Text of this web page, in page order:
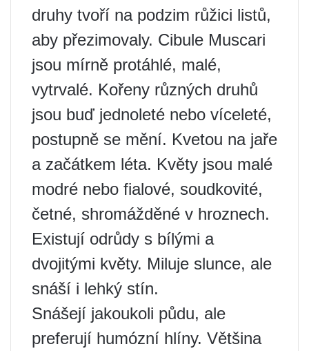
druhy tvoří na podzim růžici listů,
aby přezimovaly. Cibule Muscari
jsou mírně protáhlé, malé,
vytrvalé. Kořeny různých druhů
jsou buď jednoleté nebo víceleté,
postupně se mění. Kvetou na jaře
a začátkem léta. Květy jsou malé
modré nebo fialové, soudkovité,
četné, shromážděné v hroznech.
Existují odrůdy s bílými a
dvojitými květy. Miluje slunce, ale
snáší i lehký stín.
Snášejí jakoukoli půdu, ale
preferují humózní hlíny. Většina